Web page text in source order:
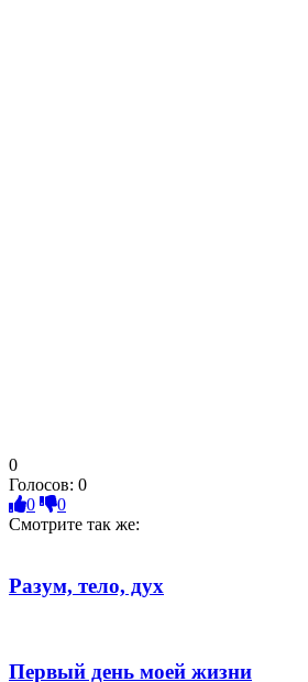
0
Голосов: 0
0
0
Смотрите так же:
Разум, тело, дух
Первый день моей жизни